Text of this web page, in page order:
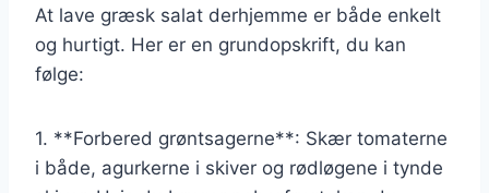
At lave græsk salat derhjemme er både enkelt
og hurtigt. Her er en grundopskrift, du kan
følge:
1. **Forbered grøntsagerne**: Skær tomaterne
i både, agurkerne i skiver og rødløgene i tynde